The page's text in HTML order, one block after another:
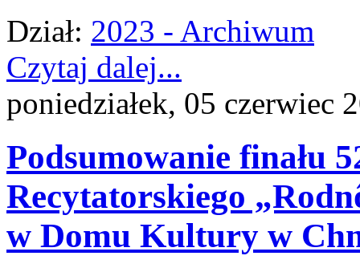
Dział: 2023 - Archiwum
Czytaj dalej...
poniedziałek, 05 czerwiec
Podsumowanie finału
Recytatorskiego
w Domu Kultury w